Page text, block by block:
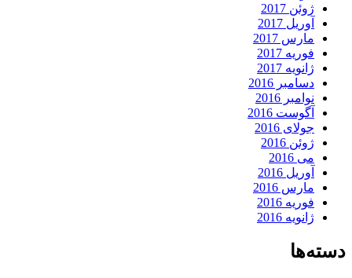
ژوئن 2017
آوریل 2017
مارس 2017
فوریه 2017
ژانویه 2017
دسامبر 2016
نوامبر 2016
آگوست 2016
جولای 2016
ژوئن 2016
می 2016
آوریل 2016
مارس 2016
فوریه 2016
ژانویه 2016
دسته‌ها